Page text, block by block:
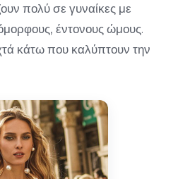
πολύ σε γυναίκες με
έντονους ώμους.
κάτω που καλύπτουν την